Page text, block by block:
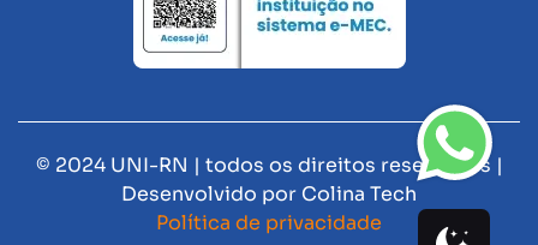
© 2024 UNI-RN | todos os direitos reservados |
Desenvolvido por Colina Tech
Política de privacidade